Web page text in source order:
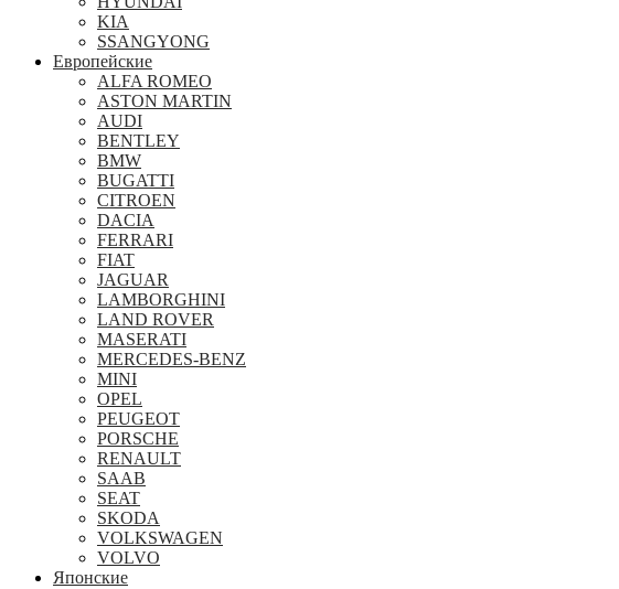
KIA
SSANGYONG
Европейские
ALFA ROMEO
ASTON MARTIN
AUDI
BENTLEY
BMW
BUGATTI
CITROEN
DACIA
FERRARI
FIAT
JAGUAR
LAMBORGHINI
LAND ROVER
MASERATI
MERCEDES-BENZ
MINI
OPEL
PEUGEOT
PORSCHE
RENAULT
SAAB
SEAT
SKODA
VOLKSWAGEN
VOLVO
Японские